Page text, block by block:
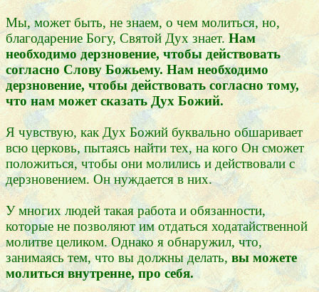
Мы, может быть, не знаем, о чем молиться, но,
благодарение Богу, Святой Дух знает.Нам
необходимо дерзновение, чтобы действовать
согласно Слову Божьему. Нам необходимо
дерзновение, чтобы действовать согласно тому,
что нам может сказать Дух Божий.
Я чувствую, как Дух Божий буквально обшаривает
всю церковь, пытаясь найти тех, на кого Он сможет
положиться, чтобы они молились и действовали с
дерзновением. Он нуждается в них.
У многих людей такая работа и обязанности,
которые не позволяют им отдаться ходатайственной
молитве целиком. Однако я обнаружил, что,
занимаясь тем, что вы должны делать,вы можете
молиться внутренне, про себя.